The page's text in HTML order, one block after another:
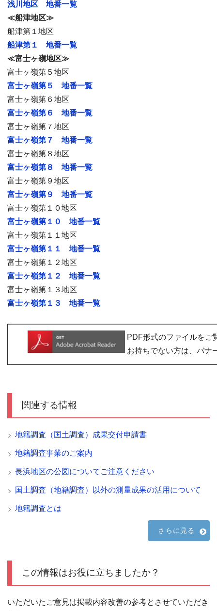
浅川地区 地番一覧
≪船津地区≫
船津第１地区
船津第１ 地番一覧
≪富士ヶ嶺地区≫
富士ヶ嶺第５地区
富士ヶ嶺第５ 地番一覧
富士ヶ嶺第６地区
富士ヶ嶺第６ 地番一覧
富士ヶ嶺第７地区
富士ヶ嶺第７ 地番一覧
富士ヶ嶺第８地区
富士ヶ嶺第８ 地番一覧
富士ヶ嶺第９地区
富士ヶ嶺第９ 地番一覧
富士ヶ嶺第１０地区
富士ヶ嶺第１０ 地番一覧
富士ヶ嶺第１１地区
富士ヶ嶺第１１ 地番一覧
富士ヶ嶺第１２地区
富士ヶ嶺第１２ 地番一覧
富士ヶ嶺第１３地区
富士ヶ嶺第１３ 地番一覧
PDF形式のファイルをご
お持ちでない方は、バナ
関連する情報
地籍調査（国土調査）成果交付申請書
地籍調査事業のご案内
長浜地区の公図についてご注意ください
国土調査（地籍調査）以外の測量成果の活用について
地籍調査とは
さらに見る
この情報はお役に立ちましたか？
いただいたご意見は掲載内容改善の参考とさせていただき